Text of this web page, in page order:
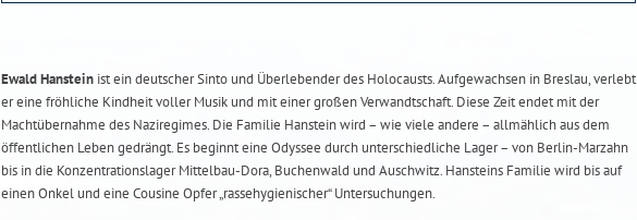
Ewald Hanstein ist ein deutscher Sinto und Überlebender des Holocausts. Aufgewachsen in Breslau, verlebt
er eine fröhliche Kindheit voller Musik und mit einer großen Verwandtschaft. Diese Zeit endet mit der
Machtübernahme des Naziregimes. Die Familie Hanstein wird – wie viele andere – allmählich aus dem
öffentlichen Leben gedrängt. Es beginnt eine Odyssee durch unterschiedliche Lager – von Berlin-Marzahn
bis in die Konzentrationslager Mittelbau-Dora, Buchenwald und Auschwitz. Hansteins Familie wird bis auf
einen Onkel und eine Cousine Opfer „rassehygienischer“ Untersuchungen.